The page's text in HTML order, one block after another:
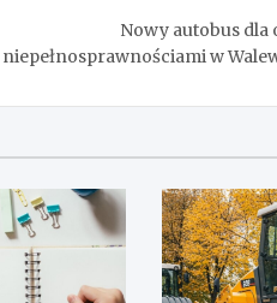
Nowy autobus dla
niepełnosprawnościami w